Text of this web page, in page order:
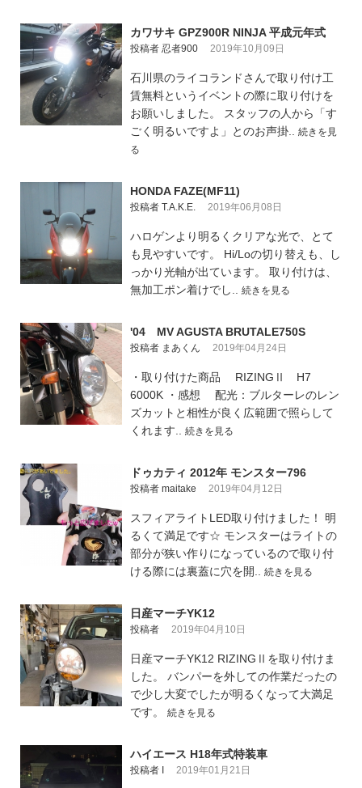
カワサキ GPZ900R NINJA 平成元年式
投稿者 忍者900 2019年10月09日
石川県のライコランドさんで取り付け工
賃無料というイベントの際に取り付けを
お願いしました。 スタッフの人から「す
ごく明るいですよ」とのお声掛.. 続きを見
る
HONDA FAZE(MF11)
投稿者 T.A.K.E. 2019年06月08日
ハロゲンより明るくクリアな光で、とて
も見やすいです。 Hi/Loの切り替えも、し
っかり光軸が出ています。 取り付けは、
無加工ポン着けでし.. 続きを見る
'04 MV AGUSTA BRUTALE750S
投稿者 まあくん 2019年04月24日
・取り付けた商品 RIZINGⅡ H7
6000K ・感想 配光：ブルターレのレン
ズカットと相性が良く広範囲で照らして
くれます.. 続きを見る
ドゥカティ 2012年 モンスター796
投稿者 maitake 2019年04月12日
スフィアライトLED取り付けました！ 明
るくて満足です☆ モンスターはライトの
部分が狭い作りになっているので取り付
ける際には裏蓋に穴を開.. 続きを見る
日産マーチYK12
投稿者 2019年04月10日
日産マーチYK12 RIZINGⅡを取り付けま
した。 バンパーを外しての作業だったの
で少し大変でしたが明るくなって大満足
です。 続きを見る
ハイエース H18年式特装車
投稿者 I 2019年01月21日